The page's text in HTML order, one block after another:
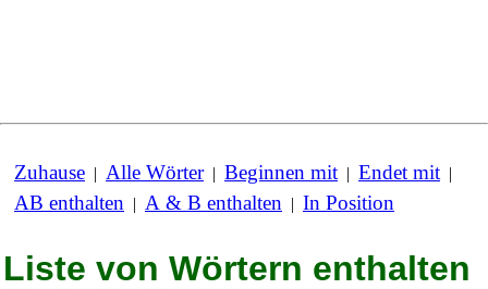
Zuhause | Alle Wörter| Beginnen mit | Endet mit |
AB enthalten | A & B enthalten | In Position
Liste von Wörtern enthalten